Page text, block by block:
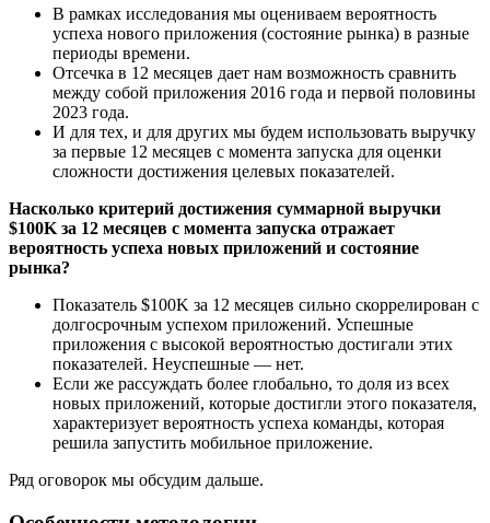
В рамках исследования мы оцениваем вероятность
успеха нового приложения (состояние рынка) в разные
периоды времени.
Отсечка в 12 месяцев дает нам возможность сравнить
между собой приложения 2016 года и первой половины
2023 года.
И для тех, и для других мы будем использовать выручку
за первые 12 месяцев с момента запуска для оценки
сложности достижения целевых показателей.
Насколько критерий достижения суммарной выручки
$100K за 12 месяцев с момента запуска отражает
вероятность успеха новых приложений и состояние
рынка?
Показатель $100K за 12 месяцев сильно скоррелирован с
долгосрочным успехом приложений. Успешные
приложения с высокой вероятностью достигали этих
показателей. Неуспешные — нет.
Если же рассуждать более глобально, то доля из всех
новых приложений, которые достигли этого показателя,
характеризует вероятность успеха команды, которая
решила запустить мобильное приложение.
Ряд оговорок мы обсудим дальше.